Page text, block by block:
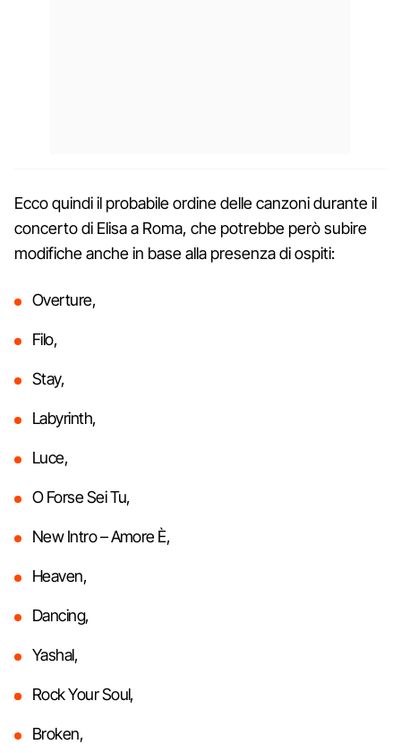
Ecco quindi il probabile ordine delle canzoni durante il
concerto di Elisa a Roma, che potrebbe però subire
modifiche anche in base alla presenza di ospiti:
Overture,
Filo,
Stay,
Labyrinth,
Luce,
O Forse Sei Tu,
New Intro – Amore È,
Heaven,
Dancing,
Yashal,
Rock Your Soul,
Broken,